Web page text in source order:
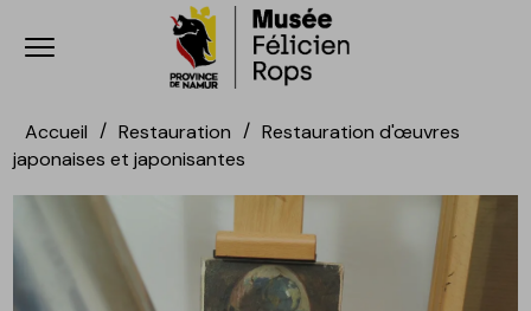
Accèder directement au contenu
Accèder directement au contenu
Ouvrir le menu
Accueil Restauration
Restauration d'œuvres
japonaises et japonisantes